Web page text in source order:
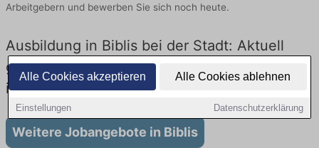
Alle Cookies akzeptieren Alle Cookies ablehnen
Einstellungen Datenschutzerklärung
Arbeitgebern und bewerben Sie sich noch heute.
Ausbildung in Biblis bei der Stadt: Aktuell
gibt es keine Stellenangebote für Ausbildung
in Biblis
Weitere Jobangebote in Biblis